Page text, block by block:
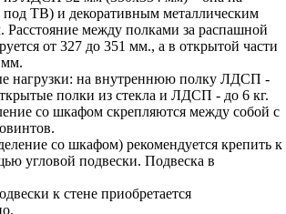
под ТВ) и декоративным металлическим
между полками за распашной
от 327 до 351 мм., а в открытой части
мм.
нагрузки: на внутреннюю полку ЛДСП -
полки из стекла и ЛДСП - до 6 кг.
со шкафом скрепляются между собой с
со шкафом) рекомендуется крепить к
угловой подвески. Подвеска в
к стене приобретается